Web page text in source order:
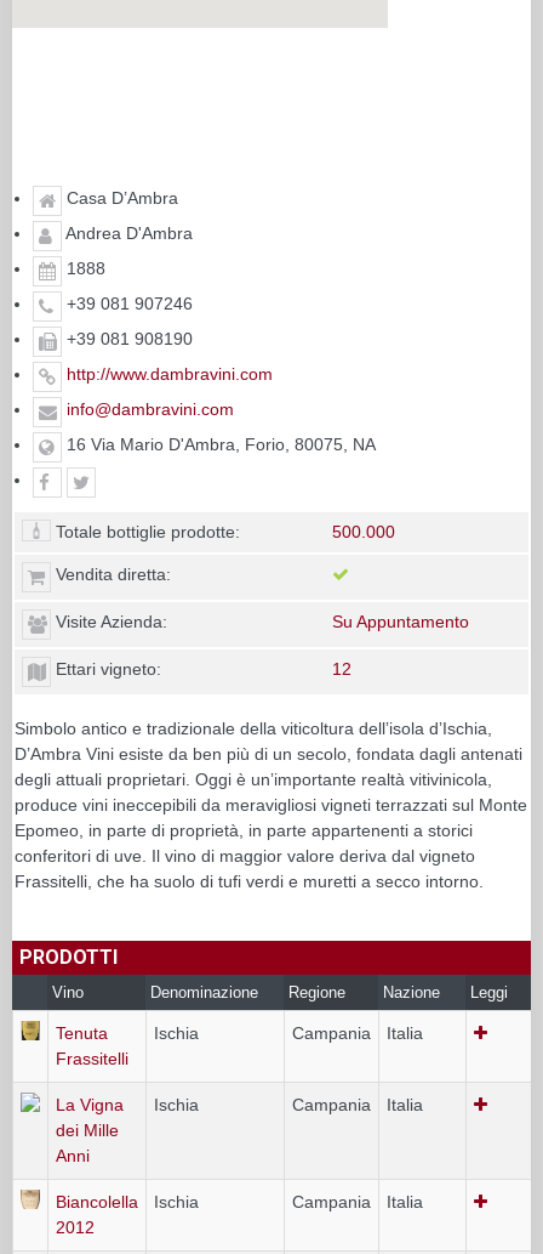
Casa D’Ambra
Andrea D'Ambra
1888
+39 081 907246
+39 081 908190
http://www.dambravini.com
info@dambravini.com
16 Via Mario D'Ambra, Forio, 80075, NA
Totale bottiglie prodotte: 500.000
Vendita diretta:
Visite Azienda: Su Appuntamento
Ettari vigneto: 12
Simbolo antico e tradizionale della viticoltura dellʼisola dʼIschia,
D’Ambra Vini esiste da ben più di un secolo, fondata dagli antenati
degli attuali proprietari. Oggi è unʼimportante realtà vitivinicola,
produce vini ineccepibili da meravigliosi vigneti terrazzati sul Monte
Epomeo, in parte di proprietà, in parte appartenenti a storici
conferitori di uve. Il vino di maggior valore deriva dal vigneto
Frassitelli, che ha suolo di tufi verdi e muretti a secco intorno.
PRODOTTI
Vino Denominazione Regione Nazione Leggi
Tenuta
Frassitelli
Ischia Campania Italia
La Vigna
dei Mille
Anni
Ischia Campania Italia
Biancolella
2012
Ischia Campania Italia